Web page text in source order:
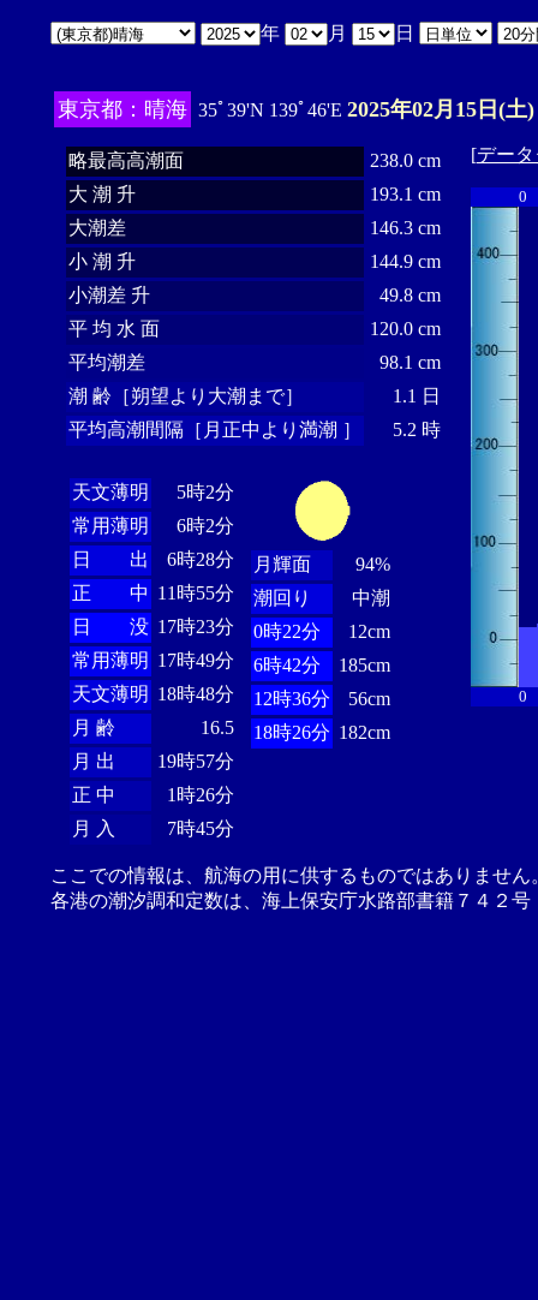
年 月 日
東京都：晴海 35ﾟ39'N 139ﾟ46'E 2025年02月15日(土)
略最高高潮面
238.0 cm
大 潮 升
193.1 cm
大潮差
146.3 cm
小 潮 升
144.9 cm
小潮差 升
49.8 cm
平 均 水 面
120.0 cm
平均潮差
98.1 cm
潮 齢［朔望より大潮まで］
1.1 日
平均高潮間隔［月正中より満潮 ］
5.2 時
天文薄明
5時2分
常用薄明
6時2分
日 出
6時28分
正 中 11時55分
日 没 17時23分
常用薄明 17時49分
天文薄明 18時48分
月 齢
16.5
月 出
19時57分
正 中
1時26分
月 入
7時45分
月輝面
94%
潮回り
中潮
0時22分
12cm
6時42分
185cm
12時36分
56cm
18時26分 182cm
[デー
0
0
ここでの情報は、航海の用に供するものではありませ
各港の潮汐調和定数は、海上保安庁水路部書籍７４２